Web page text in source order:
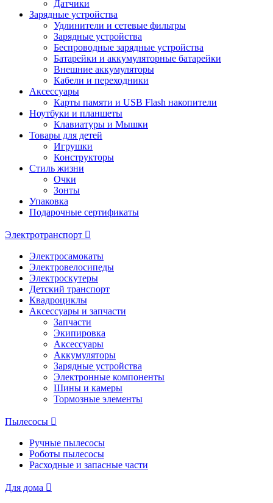
Датчики
Зарядные устройства
Удлинители и сетевые фильтры
Зарядные устройства
Беспроводные зарядные устройства
Батарейки и аккумуляторные батарейки
Внешние аккумуляторы
Кабели и переходники
Аксессуары
Карты памяти и USB Flash накопители
Ноутбуки и планшеты
Клавиатуры и Мышки
Товары для детей
Игрушки
Конструкторы
Стиль жизни
Очки
Зонты
Упаковка
Подарочные сертификаты
Электротранспорт
Электросамокаты
Электровелосипеды
Электроскутеры
Детский транспорт
Квадроциклы
Аксессуары и запчасти
Запчасти
Экипировка
Аксессуары
Аккумуляторы
Зарядные устройства
Электронные компоненты
Шины и камеры
Тормозные элементы
Пылесосы
Ручные пылесосы
Роботы пылесосы
Расходные и запасные части
Для дома